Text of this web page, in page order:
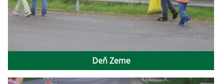
Deň Zeme